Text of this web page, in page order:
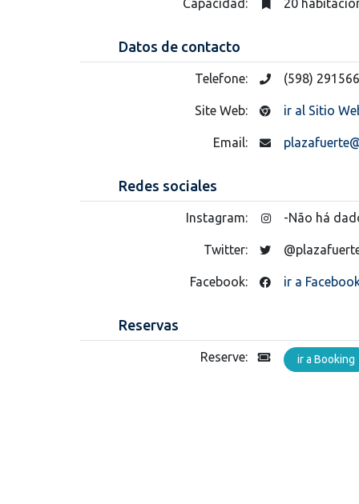
Capacidad: 20
Datos de contacto
Telefone: (598)
Site Web: ir al Sitio
Email:
Redes sociales
Instagram: -Não há
Twitter:
Facebook: ir a
Reservas
Reserve: ir a Booking